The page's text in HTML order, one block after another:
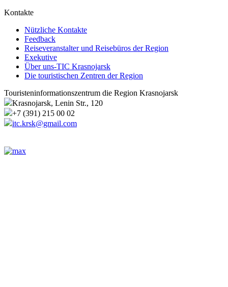
Kontakte
Nützliche Kontakte
Feedback
Reiseveranstalter und Reisebüros der Region
Exekutive
Über uns-TIC Krasnojarsk
Die touristischen Zentren der Region
Touristeninformationszentrum die Region Krasnojarsk
Krasnojarsk, Lenin Str., 120
+7 (391) 215 00 02
itc.krsk@gmail.com